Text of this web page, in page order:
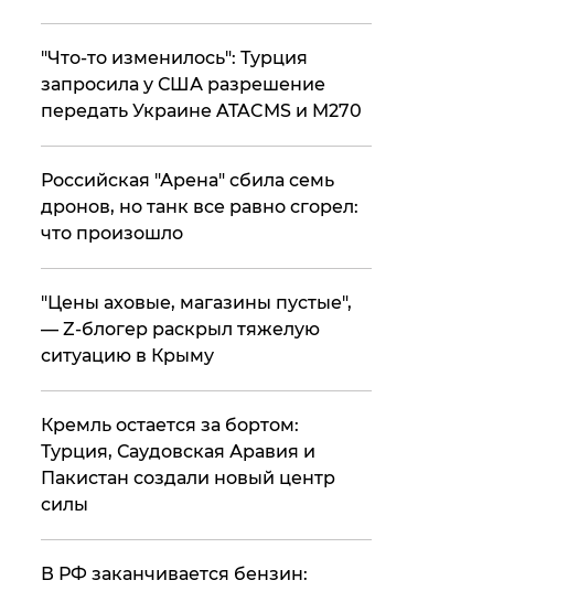
​"Что-то изменилось": Турция
запросила у США разрешение
передать Украине ATACMS и M270
​Российская "Арена" сбила семь
дронов, но танк все равно сгорел:
что произошло
​"Цены аховые, магазины пустые",
— Z-блогер раскрыл тяжелую
ситуацию в Крыму
​Кремль остается за бортом:
Турция, Саудовская Аравия и
Пакистан создали новый центр
силы
​В РФ заканчивается бензин: